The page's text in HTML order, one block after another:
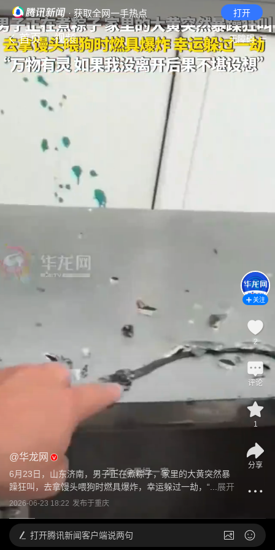
· 获取全网一手热点 打开
首页 视频 无障碍
@华龙网
6月23日，山东济南，男子正在煮粽子，家里的大黄突然暴
躁狂叫，去拿馒头喂狗时燃具爆炸，幸运躲过一劫，“... 展开
2026-06-23 18:22 发布于重庆
关注
2
评论
1
分享
打开腾讯新闻客户端说两句